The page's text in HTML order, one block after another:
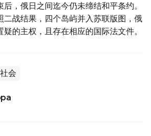
，俄日之间迄今仍未缔结和平条约。
二战结果，四个岛屿并入苏联版图，俄
的主权，且存在相应的国际法文件。
社会